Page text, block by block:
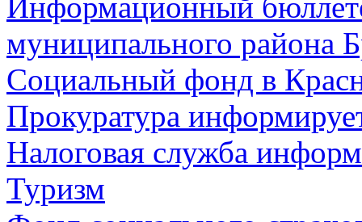
муниципального района
Социальный фонд в
Прокуратура
Налоговая служба
Туризм